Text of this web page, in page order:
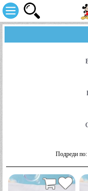
Подреди по: